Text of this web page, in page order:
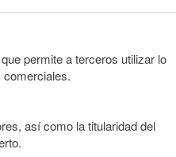
permite a terceros utilizar lo
comerciales.
así como la titularidad del